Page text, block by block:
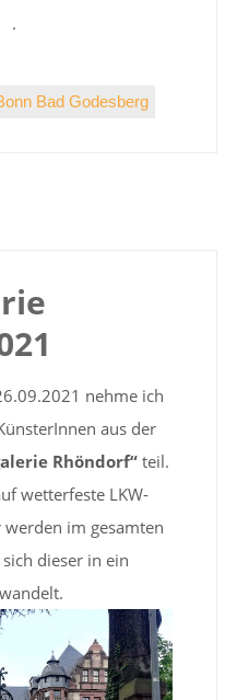
.
Bad Godesberg
nehme ich
aus der
Rhöndorf“teil.
wetterfeste LKW-
im gesamten
dieser in ein